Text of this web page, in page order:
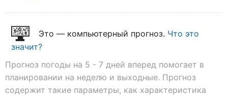
Это — компьютерный прогноз. Что это
значит?
Прогноз погоды на 5 - 7 дней вперед помогает в
планировании на неделю и выходные. Прогноз
содержит такие параметры, как характеристика